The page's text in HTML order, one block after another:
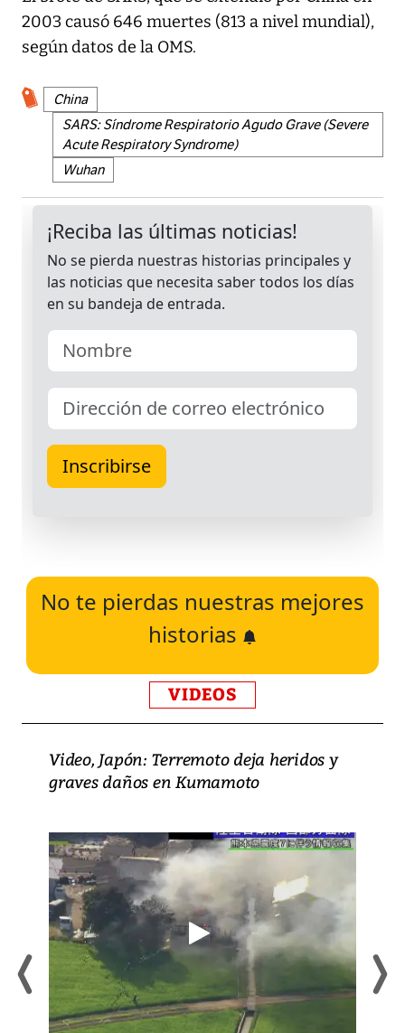
2003 causó 646 muertes (813 a nivel mundial),
según datos de la OMS.
China
SARS: Síndrome Respiratorio Agudo Grave (Severe
Acute Respiratory Syndrome)
Wuhan
No te pierdas nuestras mejores
historias
VIDEOS
Video, Japón: Terremoto deja heridos y
graves daños en Kumamoto